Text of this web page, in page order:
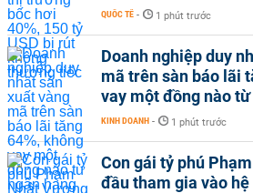
QUỐC TẾ - 1 phút trước
Doanh nghiệp duy
mã trên sàn báo lãi
vay một đồng nào
KINH DOANH - 1 phút trước
Con gái tỷ phú
đầu tham gia vào